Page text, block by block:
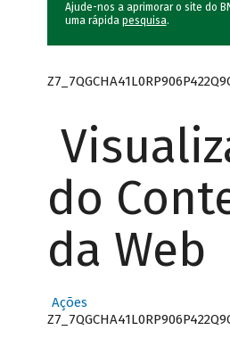
Ajude-nos a aprimorar o site do
uma rápida pesquisa.
do
da Web
Ações